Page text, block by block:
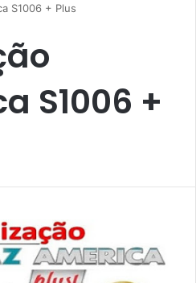
S1006 + Plus
S1006 +